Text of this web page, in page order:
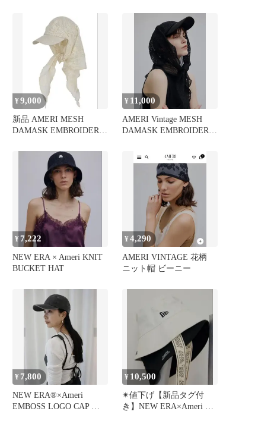
¥9,000
新品 AMERI MESH
DAMASK EMBROIDERY
¥ 11,000
AMERI Vintage MESH
DAMASK EMBROIDERY
¥ 7,222
NEW ERA × Ameri KNIT
BUCKET HAT
¥4,290
AMERI VINTAGE 花柄
ニット帽 ビーニー
¥ 7,800
NEW ERA®×Ameri
EMBOSS LOGO CAP ブ
¥ 10,500
✴︎値下げ【新品タグ付
き】NEW ERA×Ameri バ